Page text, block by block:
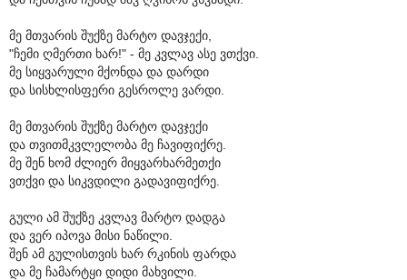
მე მთვარის შუქზე მარტო დავჯექი,
"ჩემი ღმერთი ხარ!" - მე კვლავ ასე ვთქვი.
მე სიყვარული მქონდა და დარდი
და სისხლისფერი გესროლე ვარდი.
მე მთვარის შუქზე მარტო დავჯექი
და თვითმკვლელობა მე ჩავიფიქრე.
მე შენ ხომ ძლიერ მიყვარხარმეთქი
ვთქვი და სიკვდილი გადავიფიქრე.
გული ამ შუქზე კვლავ მარტო დადგა
და ვერ იპოვა მისი ნაწილი.
შენ ამ გულისთვის ხარ რკინის ფარდა
და მე ჩამარტყი დიდი მახვილი.